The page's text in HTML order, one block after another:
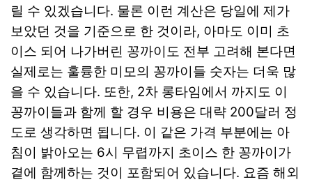
릴 수 있겠습니다. 물론 이런 계산은 당일에 제가
보았던 것을 기준으로 한 것이라, 아마도 이미 초
이스 되어 나가버린 꽁까이도 전부 고려해 본다면
실제로는 훌륭한 미모의 꽁까이들 숫자는 더욱 많
을 수 있습니다. 또한, 2차 롱타임에서 까지도 이
꽁까이들과 함께 할 경우 비용은 대략 200달러 정
도로 생각하면 됩니다. 이 같은 가격 부분에는 아
침이 밝아오는 6시 무렵까지 초이스 한 꽁까이가
곁에 함께하는 것이 포함되어 있습니다. 요즘 해외